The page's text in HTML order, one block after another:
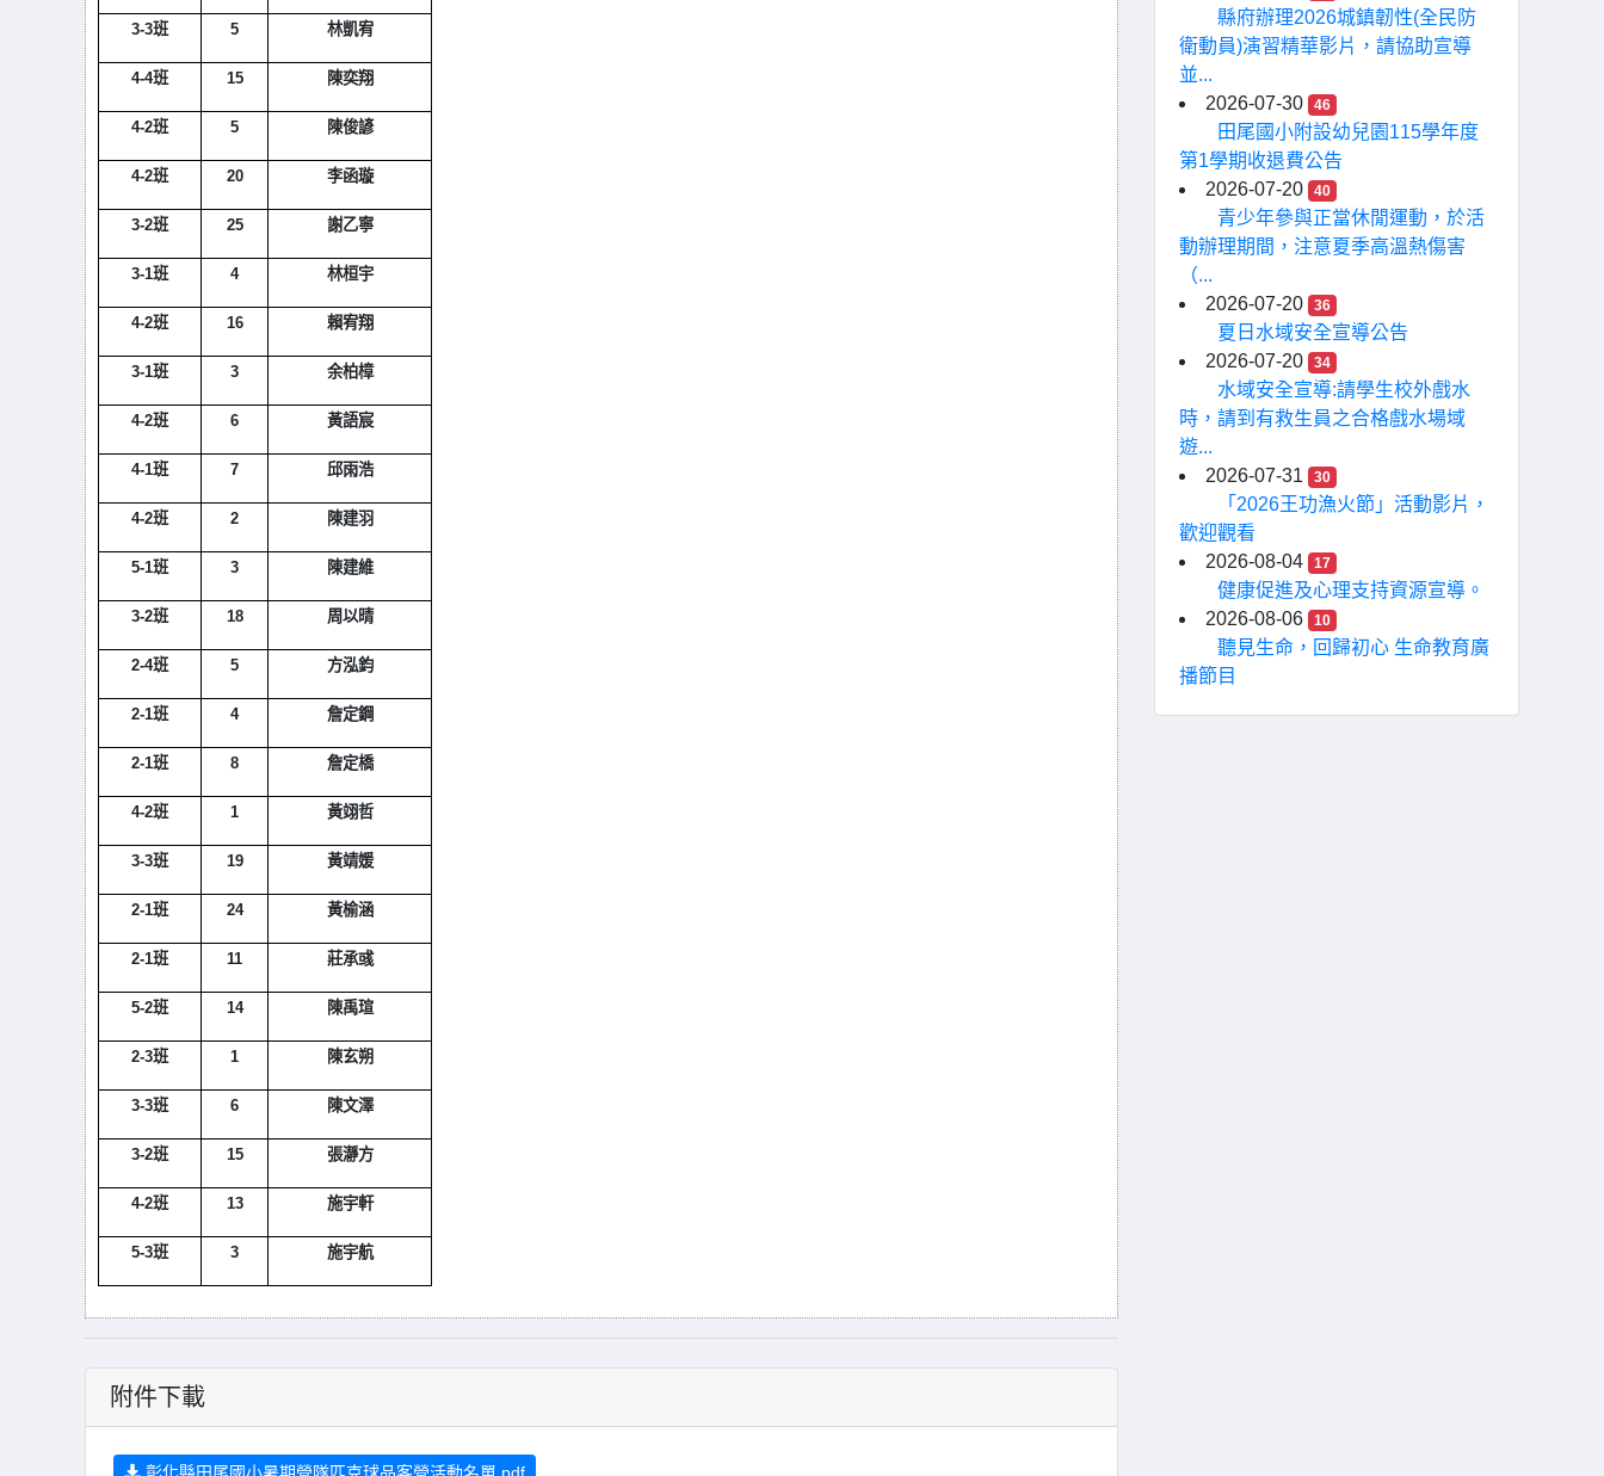
3-3班 5 林凱宥
4-4班 15 陳奕翔
4-2班 5 陳俊諺
4-2班 20 李函璇
3-2班 25 謝乙寧
3-1班 4 林桓宇
4-2班 16 賴宥翔
3-1班 3 余柏樟
4-2班 6 黃語宸
4-1班 7 邱雨浩
4-2班 2 陳建羽
5-1班 3 陳建維
3-2班 18 周以晴
2-4班 5 方泓鈞
2-1班 4 詹定鋼
2-1班 8 詹定橋
4-2班 1 黃翊哲
3-3班 19 黃靖媛
2-1班 24 黃榆涵
2-1班 11 莊承彧
5-2班 14 陳禹瑄
2-3班 1 陳玄朔
3-3班 6 陳文澤
3-2班 15 張瀞方
4-2班 13 施宇軒
5-3班 3 施宇航
附件下載
縣府辦理2026城鎮韌性(全民防
衛動員)演習精華影片，請協助宣導
並...
2026-07-30
46
田尾國小附設幼兒園115學年度
第1學期收退費公告
2026-07-20
40
青少年參與正當休閒運動，於活
動辦理期間，注意夏季高溫熱傷害
（...
2026-07-20
36
夏日水域安全宣導公告
2026-07-20
34
水域安全宣導:請學生校外戲水
時，請到有救生員之合格戲水場域
遊...
2026-07-31
30
「2026王功漁火節」活動影片，
歡迎觀看
2026-08-04
17
健康促進及心理支持資源宣導。
2026-08-06
10
聽見生命，回歸初心 生命教育廣
播節目